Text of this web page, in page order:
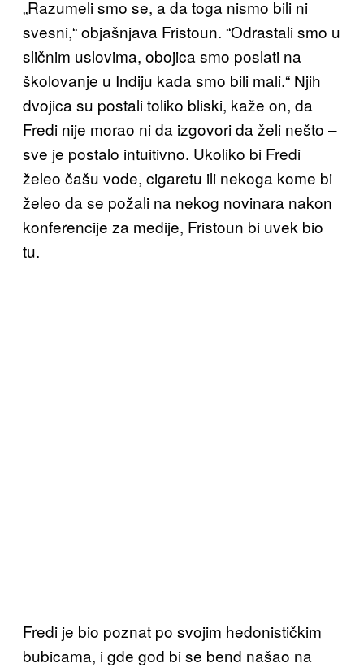
„Razumeli smo se, a da toga nismo bili ni
svesni,“ objašnjava Fristoun. “Odrastali smo u
sličnim uslovima, obojica smo poslati na
školovanje u Indiju kada smo bili mali.“ Njih
dvojica su postali toliko bliski, kaže on, da
Fredi nije morao ni da izgovori da želi nešto –
sve je postalo intuitivno. Ukoliko bi Fredi
želeo čašu vode, cigaretu ili nekoga kome bi
želeo da se požali na nekog novinara nakon
konferencije za medije, Fristoun bi uvek bio
tu.
Fredi je bio poznat po svojim hedonističkim
bubicama, i gde god bi se bend našao na